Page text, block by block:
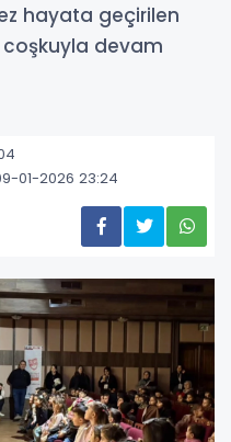
hayata geçirilen
devam
01-2026 23:24